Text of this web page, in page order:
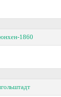
1860